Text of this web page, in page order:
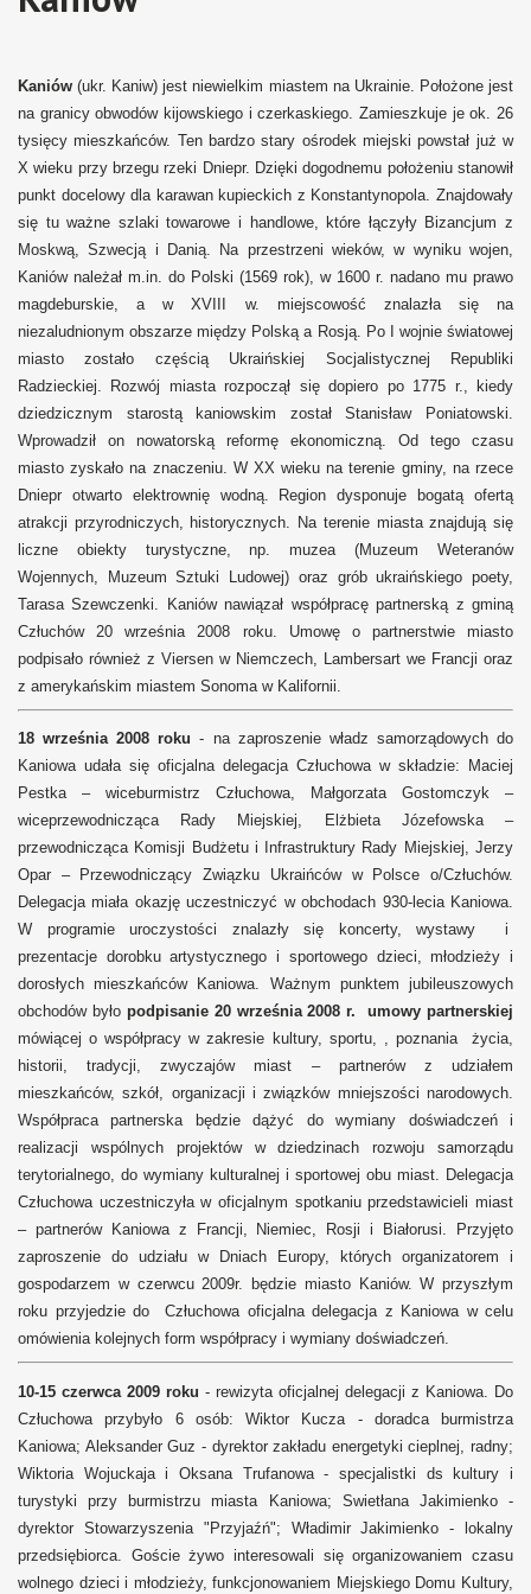
Kaniów (ukr. Kaniw) jest niewielkim miastem na Ukrainie. Położone jest
na granicy obwodów kijowskiego i czerkaskiego. Zamieszkuje je ok. 26
tysięcy mieszkańców. Ten bardzo stary ośrodek miejski powstał już w
X wieku przy brzegu rzeki Dniepr. Dzięki dogodnemu położeniu stanowił
punkt docelowy dla karawan kupieckich z Konstantynopola. Znajdowały
się tu ważne szlaki towarowe i handlowe, które łączyły Bizancjum z
Moskwą, Szwecją i Danią. Na przestrzeni wieków, w wyniku wojen,
Kaniów należał m.in. do Polski (1569 rok), w 1600 r. nadano mu prawo
magdeburskie, a w XVIII w. miejscowość znalazła się na
niezaludnionym obszarze między Polską a Rosją. Po I wojnie światowej
miasto zostało częścią Ukraińskiej Socjalistycznej Republiki
Radzieckiej. Rozwój miasta rozpoczął się dopiero po 1775 r., kiedy
dziedzicznym starostą kaniowskim został Stanisław Poniatowski.
Wprowadził on nowatorską reformę ekonomiczną. Od tego czasu
miasto zyskało na znaczeniu. W XX wieku na terenie gminy, na rzece
Dniepr otwarto elektrownię wodną. Region dysponuje bogatą ofertą
atrakcji przyrodniczych, historycznych. Na terenie miasta znajdują się
liczne obiekty turystyczne, np. muzea (Muzeum Weteranów
Wojennych, Muzeum Sztuki Ludowej) oraz grób ukraińskiego poety,
Tarasa Szewczenki. Kaniów nawiązał współpracę partnerską z gminą
Człuchów 20 września 2008 roku. Umowę o partnerstwie miasto
podpisało również z Viersen w Niemczech, Lambersart we Francji oraz
z amerykańskim miastem Sonoma w Kalifornii.
18 września 2008 roku - na zaproszenie władz samorządowych do
Kaniowa udała się oficjalna delegacja Człuchowa w składzie: Maciej
Pestka – wiceburmistrz Człuchowa, Małgorzata Gostomczyk –
wiceprzewodnicząca Rady Miejskiej, Elżbieta Józefowska –
przewodnicząca Komisji Budżetu i Infrastruktury Rady Miejskiej, Jerzy
Opar – Przewodniczący Związku Ukraińców w Polsce o/Człuchów.
Delegacja miała okazję uczestniczyć w obchodach 930-lecia Kaniowa.
W programie uroczystości znalazły się koncerty, wystawy i
prezentacje dorobku artystycznego i sportowego dzieci, młodzieży i
dorosłych mieszkańców Kaniowa. Ważnym punktem jubileuszowych
obchodów było podpisanie 20 września 2008 r. umowy partnerskiej
mówiącej o współpracy w zakresie kultury, sportu, , poznania życia,
historii, tradycji, zwyczajów miast – partnerów z udziałem
mieszkańców, szkół, organizacji i związków mniejszości narodowych.
Współpraca partnerska będzie dążyć do wymiany doświadczeń i
realizacji wspólnych projektów w dziedzinach rozwoju samorządu
terytorialnego, do wymiany kulturalnej i sportowej obu miast. Delegacja
Człuchowa uczestniczyła w oficjalnym spotkaniu przedstawicieli miast
– partnerów Kaniowa z Francji, Niemiec, Rosji i Białorusi. Przyjęto
zaproszenie do udziału w Dniach Europy, których organizatorem i
gospodarzem w czerwcu 2009r. będzie miasto Kaniów. W przyszłym
roku przyjedzie do Człuchowa oficjalna delegacja z Kaniowa w celu
omówienia kolejnych form współpracy i wymiany doświadczeń.
10-15 czerwca 2009 roku - rewizyta oficjalnej delegacji z Kaniowa. Do
Człuchowa przybyło 6 osób: Wiktor Kucza - doradca burmistrza
Kaniowa; Aleksander Guz - dyrektor zakładu energetyki cieplnej, radny;
Wiktoria Wojuckaja i Oksana Trufanowa - specjalistki ds kultury i
turystyki przy burmistrzu miasta Kaniowa; Swietłana Jakimienko -
dyrektor Stowarzyszenia "Przyjaźń"; Władimir Jakimienko - lokalny
przedsiębiorca. Goście żywo interesowali się organizowaniem czasu
wolnego dzieci i młodzieży, funkcjonowaniem Miejskiego Domu Kultury,